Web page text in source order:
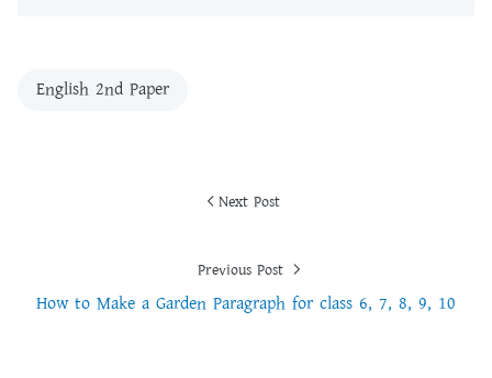
English 2nd Paper
Next Post
Previous Post
How to Make a Garden Paragraph for class 6, 7, 8, 9, 10